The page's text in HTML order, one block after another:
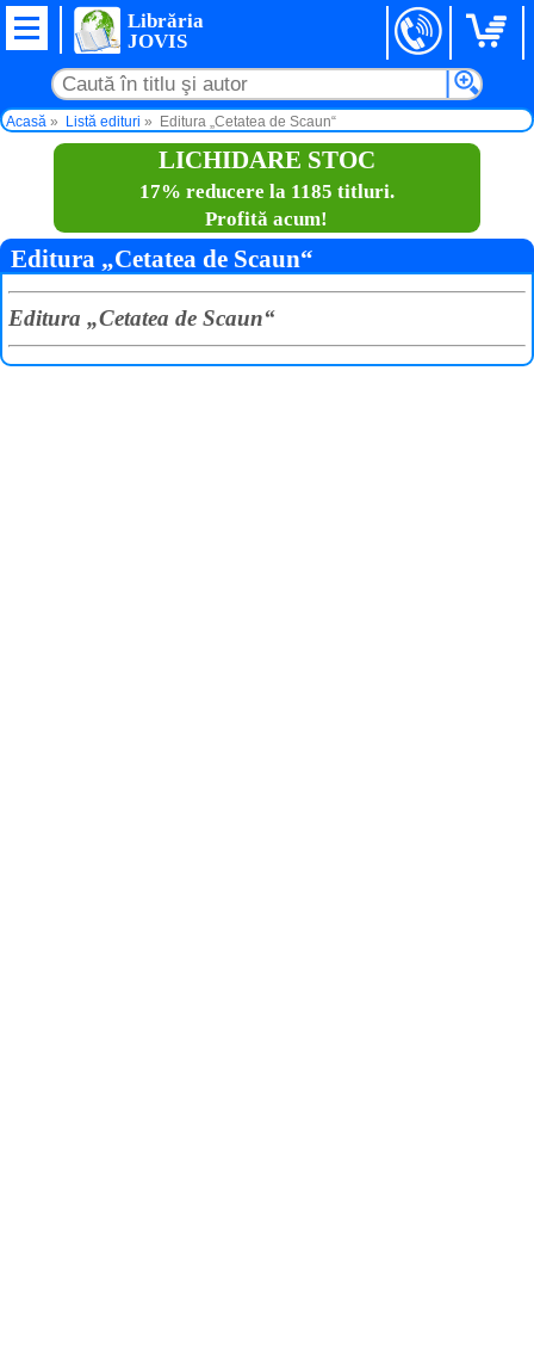
Librăria
JOVIS
Acasă Listă edituri Editura „Cetatea de Scaun“
LICHIDARE STOC
17% reducere la 1185 titluri.
Profită acum!
Editura „Cetatea de Scaun“
Editura „Cetatea de Scaun“